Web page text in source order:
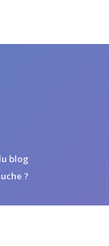
blog
?